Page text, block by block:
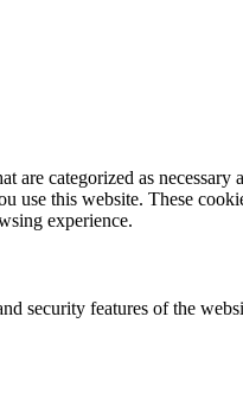
categorized as necessary
use this website. These
experience.
security features of the